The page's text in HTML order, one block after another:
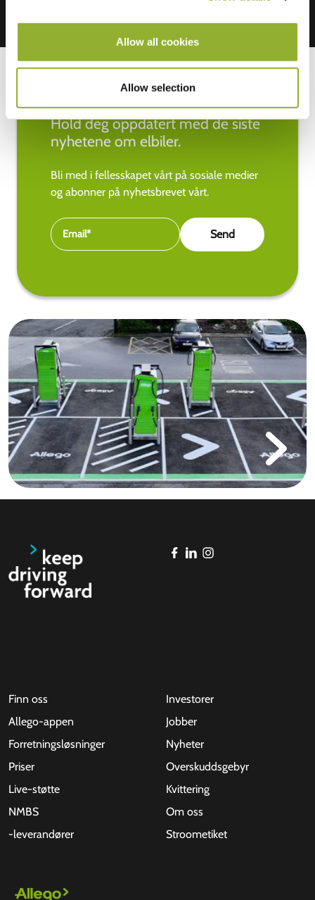
Allow all cookies
Allow selection
Hold deg oppdatert med de siste
nyhetene om elbiler.
Bli med i fellesskapet vårt på sosiale medier
og abonner på nyhetsbrevet vårt.
Finn oss
Allego-appen
Forretningsløsninger
Priser
Live-støtte
NMBS
-leverandører
Investorer
Jobber
Nyheter
Overskuddsgebyr
Kvittering
Om oss
Stroometiket